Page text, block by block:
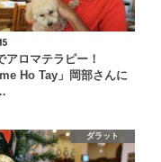
アロマテラピー！
Ho Tay」岡部さんに
ダラット